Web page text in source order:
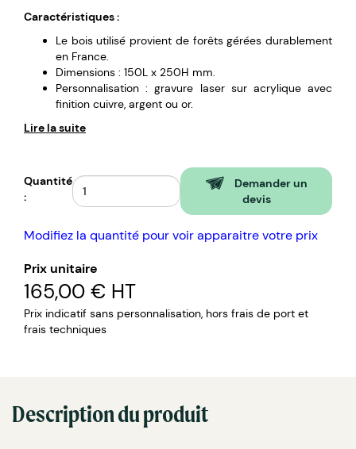
Caractéristiques :
Le bois utilisé provient de forêts gérées durablement
en France.
Dimensions : 150L x 250H mm.
Personnalisation : gravure laser sur acrylique avec
finition cuivre, argent ou or.
Lire la suite
Quantité
:
Demander un
devis
Modifiez la quantité pour voir apparaitre votre prix
Prix unitaire
165,00 € HT
Prix indicatif sans personnalisation, hors frais de port et
frais techniques
Description du produit